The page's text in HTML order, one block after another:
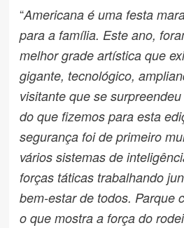
“Americana é uma festa
para a família. Este ano,
melhor grade artística que
gigante, tecnológico,
visitante que se
do que fizemos para esta
segurança foi de primeiro
vários sistemas de
forças táticas trabalhando
bem-estar de todos. Parque
o que mostra a força do